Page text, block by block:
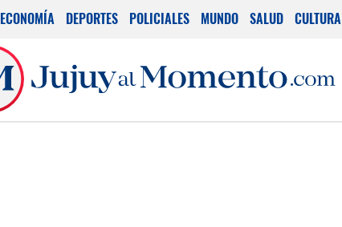
ECONOMÍA DEPORTES POLICIALES MUNDO SALUD CULTURA